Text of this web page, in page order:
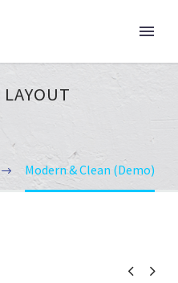
LAYOUT
Modern & Clean (Demo)
 